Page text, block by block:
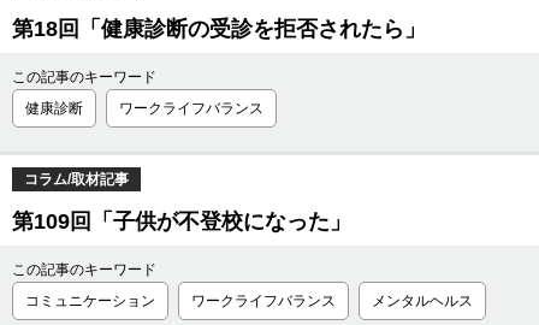
第18回「健康診断の受診を拒否されたら」
この記事のキーワード
健康診断
ワークライフバランス
コラム/取材記事
第109回「子供が不登校になった」
この記事のキーワード
コミュニケーション
ワークライフバランス メンタルヘルス